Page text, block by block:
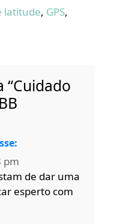
latitude, GPS,
“Cuidado
pm
de dar uma
esperto com